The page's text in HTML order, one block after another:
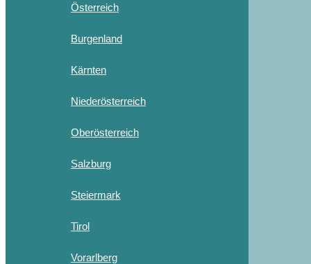
Österreich
Burgenland
Kärnten
Niederösterreich
Oberösterreich
Salzburg
Steiermark
Tirol
Vorarlberg